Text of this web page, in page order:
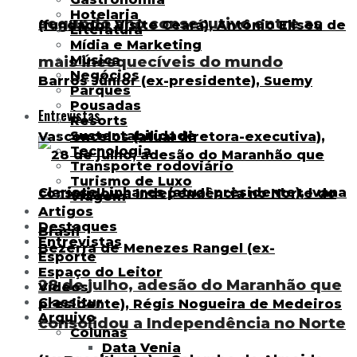
segundo ano consecutivo entre as
mais inesquecíveis do mundo
Entrevistas
28 de julho, adesão do Maranhão que
consolidou a Independência no Norte
Hotelaria
Literatura
Mídia e Marketing
Música
Negócios
Parques
Pousadas
Resorts
Sustentabilidade
Tecnologia
Transporte rodoviário
Turismo de Luxo
Viagem
Artigos
Destaques
Entrevistas
Esporte
Espaço do Leitor
Vídeos
Classitur
Arquivo
Colunas
Data Venia